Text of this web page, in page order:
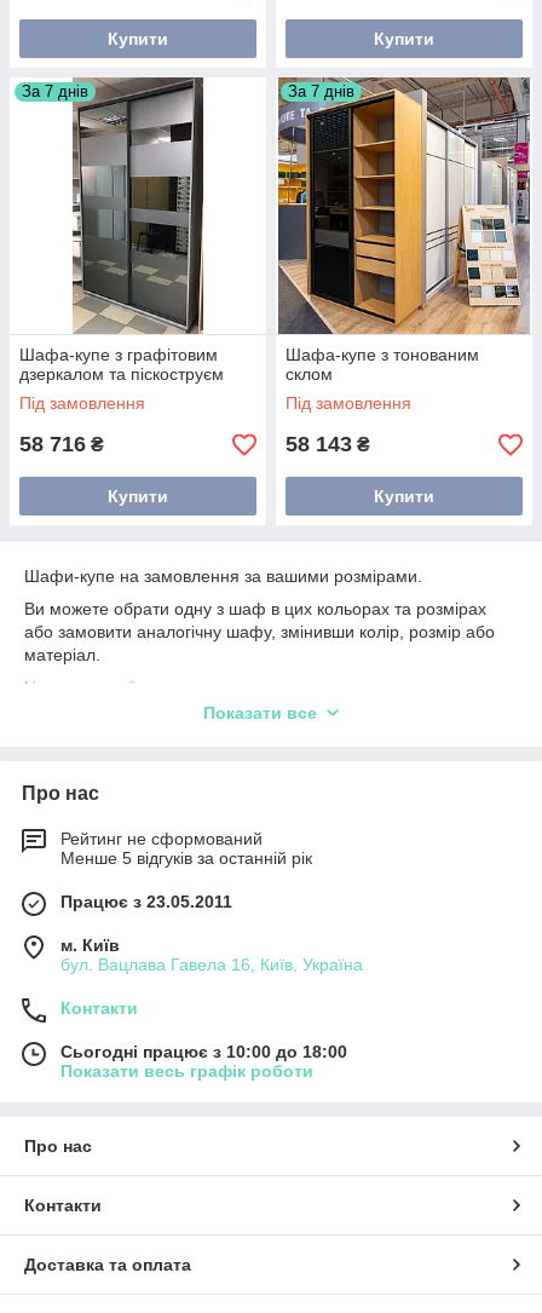
Купити Купити
За 7 днів
Шафа-купе з графітовим
дзеркалом та піскоструєм
Під замовлення
58 716 ₴
Купити
За 7 днів
Шафа-купе з тонованим
склом
Під замовлення
58 143 ₴
Купити
Шафи-купе на замовлення за вашими розмірами.
Ви можете обрати одну з шаф в цих кольорах та розмірах
або замовити аналогічну шафу, змінивши колір, розмір або
матеріал.
Наприклад обрати:
илиSwiss Krono
Наповнення дверей: ДСП 10 мм, ДСП 18 мм,
скло та ін.
Зібрати свій, не схожий на представлені, шафа ви можете
проект в конструкторі.
Показати все
Про нас
Рейтинг не сформований
Менше 5 відгуків за останній рік
Працює з 23.05.2011
м. Київ
бул. Вацлава Гавела 16, Київ, Україна
Контакти
Сьогодні працює з 10:00 до 18:00
Показати весь графік роботи
Про нас
Контакти
Доставка та оплата